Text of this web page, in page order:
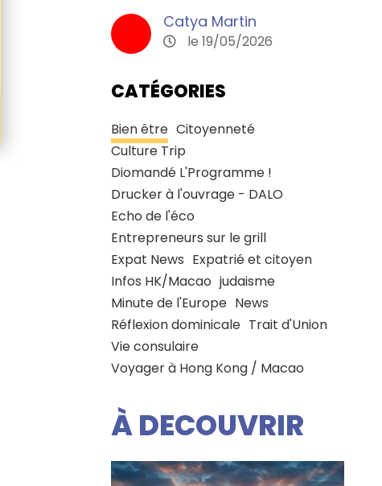
Catya Martin
le 19/05/2026
CATÉGORIES
Bien être Citoyenneté
Culture Trip
Diomandé L'Programme !
Drucker à l'ouvrage - DALO
Echo de l'éco
Entrepreneurs sur le grill
Expat News Expatrié et citoyen
Infos HK/Macao judaisme
Minute de l'Europe News
Réflexion dominicale Trait d'Union
Vie consulaire
Voyager à Hong Kong / Macao
À DECOUVRIR